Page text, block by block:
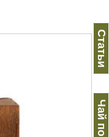
Статьи